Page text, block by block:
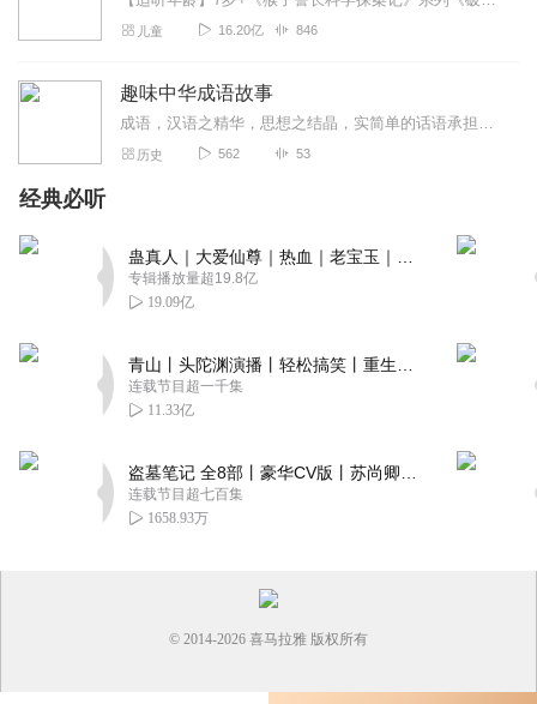
儿童 16.20亿 846
趣味中华成语故事
成语，汉语之精华，思想之结晶，实简单的话语承担起韵味无穷的寓意。它简洁凝练，结构紧密，一经说出便使人心灵神会，意味深远。（各位听众朋友们，在收听时请打小点声音，...
历史 562 53
经典必听
专辑播放量超19.8亿
19.09亿
连载节目超一千集
11.33亿
连载节目超七百集
1658.93万
© 2014-2026 喜马拉雅 版权所有